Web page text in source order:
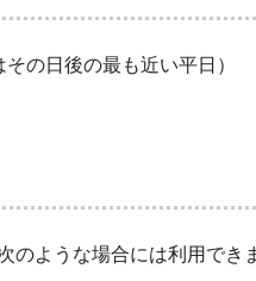
の日後の最も近い平日
ような場合には利用でき